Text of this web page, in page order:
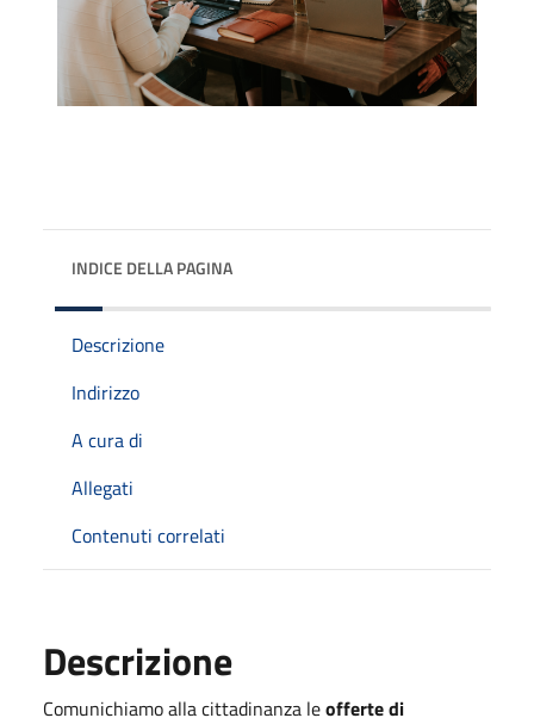
INDICE DELLA PAGINA
Descrizione
Indirizzo
A cura di
Allegati
Contenuti correlati
Descrizione
Comunichiamo alla cittadinanza leofferte di